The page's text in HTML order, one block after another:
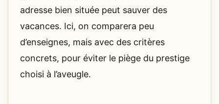
adresse bien située peut sauver des
vacances. Ici, on comparera peu
d’enseignes, mais avec des critères
concrets, pour éviter le piège du prestige
choisi à l’aveugle.